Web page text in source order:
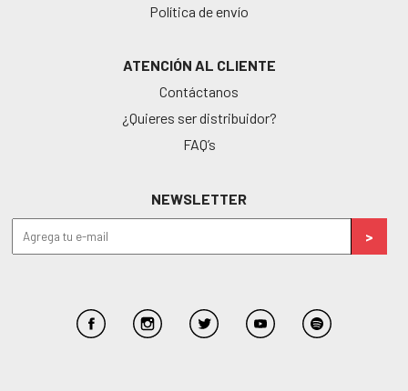
Política de envío
ATENCIÓN AL CLIENTE
Contáctanos
¿Quieres ser distribuidor?
FAQ’s
NEWSLETTER